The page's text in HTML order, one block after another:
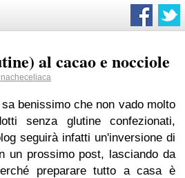
al cacao e nocciole
benissimo che non vado molto
senza glutine confezionati,
seguirà infatti un'inversione di
un prossimo post, lasciando da
preparare tutto a casa è